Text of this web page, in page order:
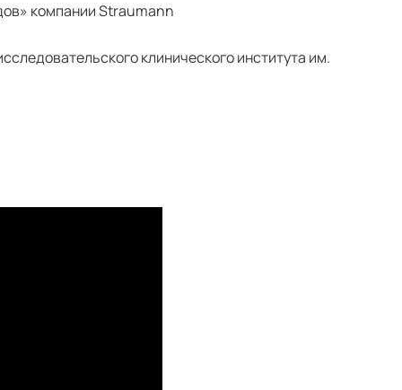
компании Straumann
клинического института им.